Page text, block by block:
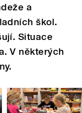
a
škol.
Situace
V některých